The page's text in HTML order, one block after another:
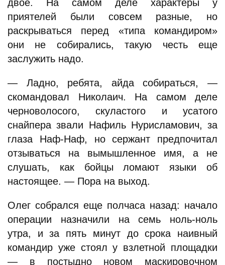
двое. На самом деле характеры у
приятелей были совсем разные, но
раскрываться перед «типа командиром»
они не собирались, такую честь еще
заслужить надо.
— Ладно, ребята, айда собираться, —
скомандовал Николаич. На самом деле
черноволосого, скуластого и усатого
снайпера звали Нафиль Нурисламович, за
глаза Наф-Наф, но сержант предпочитал
отзываться на вымышленное имя, а не
слушать, как бойцы ломают языки об
настоящее. — Пора на выход.
Олег собрался еще полчаса назад: начало
операции назначили на семь ноль-ноль
утра, и за пять минут до срока наивный
командир уже стоял у взлетной площадки
— в постыдно новом маскировочном